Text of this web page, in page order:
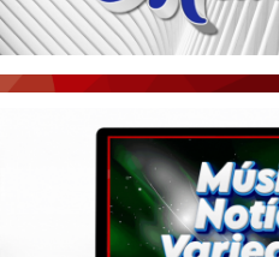
BLOGS & COLUNAS
AGÊNCIA DE NOTÍCIAS
CNN BRASIL
PORTAL CEARÁ